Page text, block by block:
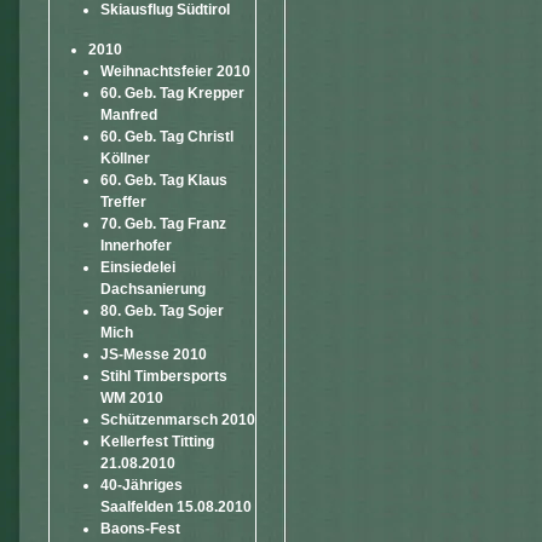
Skiausflug Südtirol
2010
Weihnachtsfeier 2010
60. Geb. Tag Krepper
Manfred
60. Geb. Tag Christl
Köllner
60. Geb. Tag Klaus
Treffer
70. Geb. Tag Franz
Innerhofer
Einsiedelei
Dachsanierung
80. Geb. Tag Sojer
Mich
JS-Messe 2010
Stihl Timbersports
WM 2010
Schützenmarsch 2010
Kellerfest Titting
21.08.2010
40-Jähriges
Saalfelden 15.08.2010
Baons-Fest